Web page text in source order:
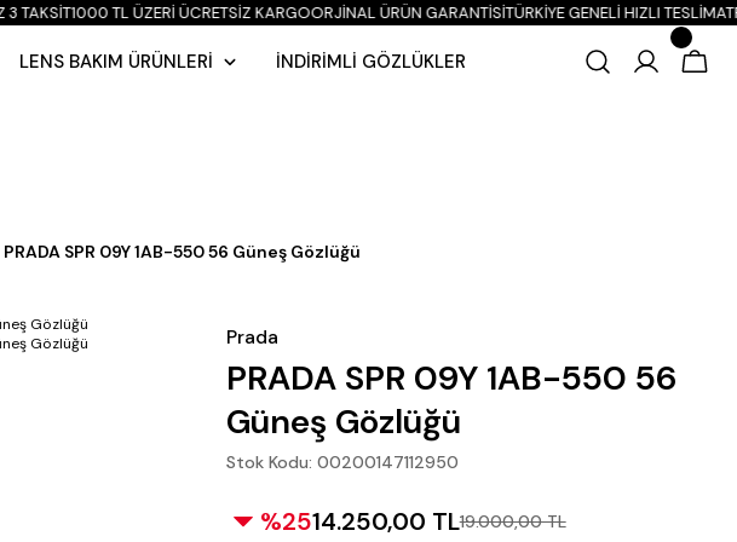
TAKSIT1000 TL ÜZERİ ÜCRETSİZ KARGOORJINAL ÜRÜN GARANTISITÜRKIYE GENELI HIZLI TESLIMAT
LENS BAKIM ÜRÜNLERİ İNDİRİMLİ GÖZLÜKLER
PRADA SPR 09Y 1AB-550 56 Güneş Gözlüğü
Prada
PRADA SPR 09Y 1AB-550 56
Güneş Gözlüğü
Stok Kodu: 00200147112950
%2514.250,00 TL19.000,00 TL